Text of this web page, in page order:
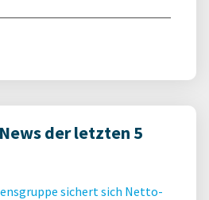
der letzten 5
sichert sich Netto-